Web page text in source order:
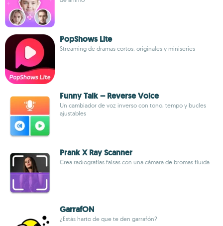
PopShows Lite
Streaming de dramas cortos, originales y miniseries
Funny Talk – Reverse Voice
Un cambiador de voz inverso con tono, tempo y bucles
ajustables
Prank X Ray Scanner
Crea radiografías falsas con una cámara de bromas fluida
GarrafON
¿Estás harto de que te den garrafón?